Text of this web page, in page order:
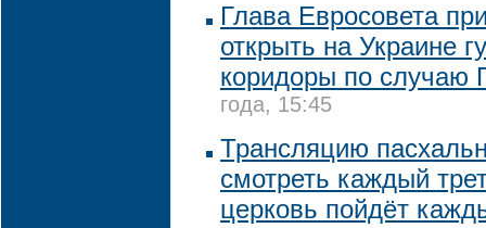
Глава Евросовета
открыть на Украине
коридоры по случаю
года, 15:45
Трансляцию
смотреть каждый
церковь пойдёт